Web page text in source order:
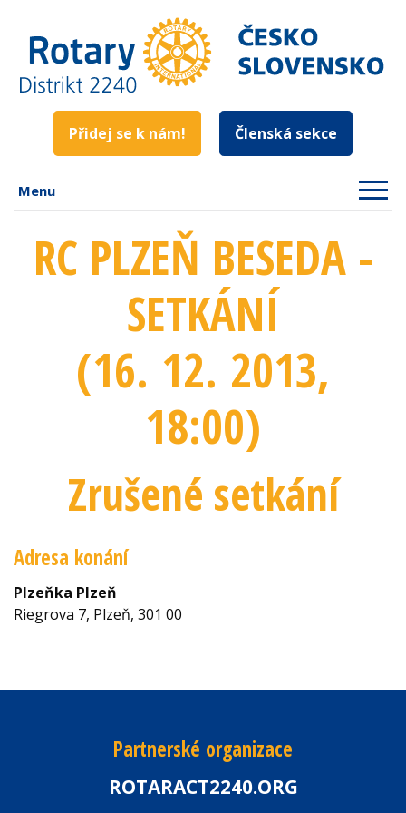
Přidej se k nám! Členská sekce
Menu
RC PLZEŇ BESEDA -
SETKÁNÍ
(16. 12. 2013,
18:00)
Zrušené setkání
Adresa konání
Plzeňka Plzeň
Riegrova 7, Plzeň, 301 00
Partnerské organizace
ROTARACT2240.ORG